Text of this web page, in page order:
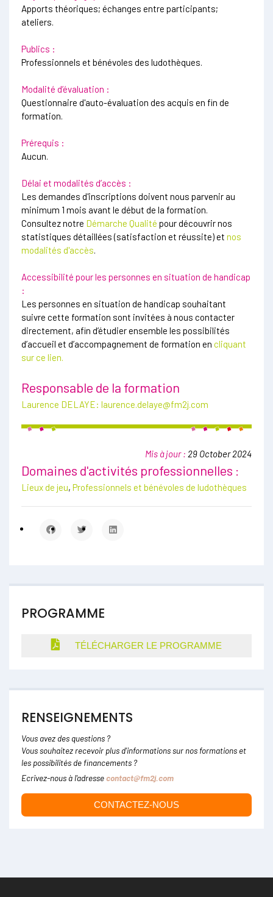
Apports théoriques; échanges entre participants;
ateliers.
Publics :
Professionnels et bénévoles des ludothèques.
Modalité d’évaluation :
Questionnaire d'auto-évaluation des acquis en fin de
formation.
Prérequis :
Aucun.
Délai et modalités d’accès :
Les demandes d'inscriptions doivent nous parvenir au
minimum 1 mois avant le début de la formation.
Consultez notre Démarche Qualité pour découvrir nos
statistiques détaillées (satisfaction et réussite) et nos
modalités d'accès.
Accessibilité pour les personnes en situation de handicap
:
Les personnes en situation de handicap souhaitant
suivre cette formation sont invitées à nous contacter
directement, afin d’étudier ensemble les possibilités
d’accueil et d’accompagnement de formation en cliquant
sur ce lien.
Responsable de la formation
Laurence DELAYE: laurence.delaye@fm2j.com
Mis à jour : 29 October 2024
Domaines d'activités professionnelles :
Lieux de jeu, Professionnels et bénévoles de ludothèques
PROGRAMME
TÉLÉCHARGER LE PROGRAMME
RENSEIGNEMENTS
Vous avez des questions ?
Vous souhaitez recevoir plus d'informations sur nos formations et
les possibilités de financements ?
Ecrivez-nous à l'adressecontact@fm2j.com
CONTACTEZ-NOUS